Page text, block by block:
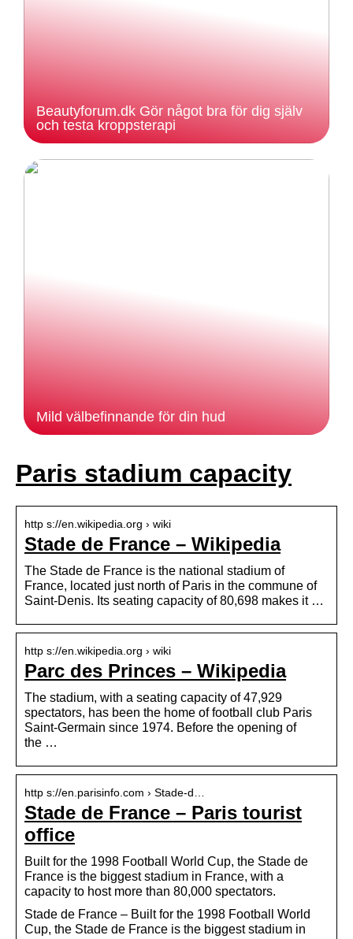
Beautyforum.dk Gör något bra för dig själv
och testa kroppsterapi
Mild välbefinnande för din hud
Paris stadium capacity
http s://en.wikipedia.org › wiki
Stade de France – Wikipedia
The Stade de France is the national stadium of
France, located just north of Paris in the commune of
Saint-Denis. Its seating capacity of 80,698 makes it …
http s://en.wikipedia.org › wiki
Parc des Princes – Wikipedia
The stadium, with a seating capacity of 47,929
spectators, has been the home of football club Paris
Saint-Germain since 1974. Before the opening of
the …
http s://en.parisinfo.com › Stade-d…
Stade de France – Paris tourist
office
Built for the 1998 Football World Cup, the Stade de
France is the biggest stadium in France, with a
capacity to host more than 80,000 spectators.
Stade de France – Built for the 1998 Football World
Cup, the Stade de France is the biggest stadium in